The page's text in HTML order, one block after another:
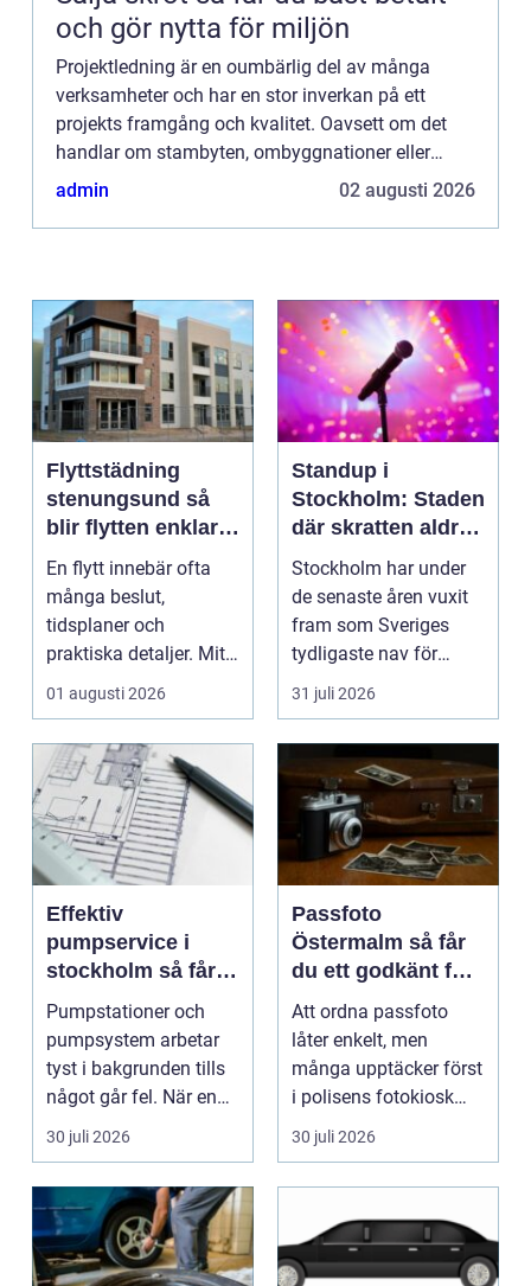
och gör nytta för miljön
Projektledning är en oumbärlig del av många
verksamheter och har en stor inverkan på ett
projekts framgång och kvalitet. Oavsett om det
handlar om stambyten, ombyggnationer eller
mindre förändringar, står e...
admin 02 augusti 2026
Flyttstädning
stenungsund så
blir flytten enklare
och mer trygg
En flytt innebär ofta
många beslut,
tidsplaner och
praktiska detaljer. Mitt
i allt hamnar
01 augusti 2026
Standup i
Stockholm: Staden
där skratten aldrig
tar paus
Stockholm har under
de senaste åren vuxit
fram som Sveriges
tydligaste nav för
livehumor....
31 juli 2026
Effektiv
pumpservice i
stockholm så får
du driftsäkra
anläggningar året
runt
Pumpstationer och
pumpsystem arbetar
tyst i bakgrunden tills
något går fel. När en
pump stannar hand...
30 juli 2026
Passfoto
Östermalm så får
du ett godkänt foto
utan stress
Att ordna passfoto
låter enkelt, men
många upptäcker först
i polisens fotokiosk
eller hos fotografen...
30 juli 2026